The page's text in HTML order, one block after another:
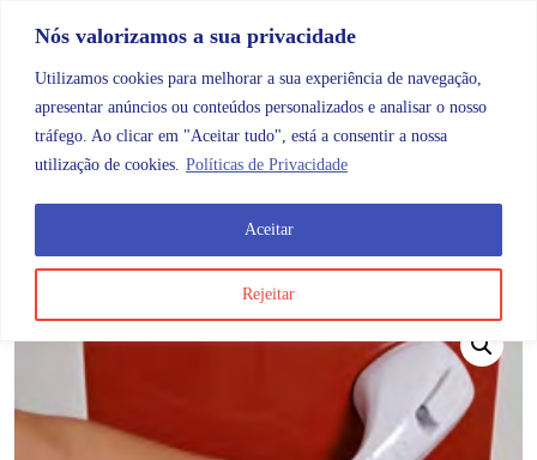
Nós valorizamos a sua privacidade
Utilizamos cookies para melhorar a sua experiência de navegação,
apresentar anúncios ou conteúdos personalizados e analisar o nosso
tráfego. Ao clicar em "Aceitar tudo", está a consentir a nossa
utilização de cookies. Políticas de Privacidade
Rejeitar
Aceitar
Categorias